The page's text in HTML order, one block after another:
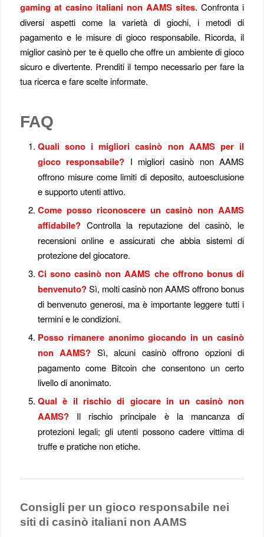
gaming at casino italiani non AAMS sites. Confronta i
diversi aspetti come la varietà di giochi, i metodi di
pagamento e le misure di gioco responsabile. Ricorda, il
miglior casinò per te è quello che offre un ambiente di gioco
sicuro e divertente. Prenditi il tempo necessario per fare la
tua ricerca e fare scelte informate.
FAQ
Quali sono i migliori casinò non AAMS per il
gioco responsabile? I migliori casinò non AAMS
offrono misure come limiti di deposito, autoesclusione
e supporto utenti attivo.
Come posso riconoscere un casinò non AAMS
affidabile?Controlla la reputazione del casinò, le
recensioni online e assicurati che abbia sistemi di
protezione del giocatore.
Ci sono casinò non AAMS che offrono bonus di
benvenuto?Sì, molti casinò non AAMS offrono bonus
di benvenuto generosi, ma è importante leggere tutti i
termini e le condizioni.
Posso rimanere anonimo giocando in un casinò
non AAMS? Sì, alcuni casinò offrono opzioni di
pagamento come Bitcoin che consentono un certo
livello di anonimato.
Qual è il rischio di giocare in un casinò non
AAMS?Il rischio principale è la mancanza di
protezioni legali; gli utenti possono cadere vittima di
truffe e pratiche non etiche.
Consigli per un gioco responsabile nei
siti di casinò italiani non AAMS